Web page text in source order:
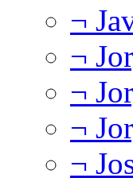
¬
¬
¬
¬
¬